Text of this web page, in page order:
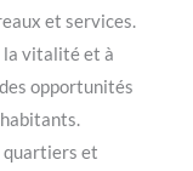
et services.
la vitalité et à
opportunités
quartiers et